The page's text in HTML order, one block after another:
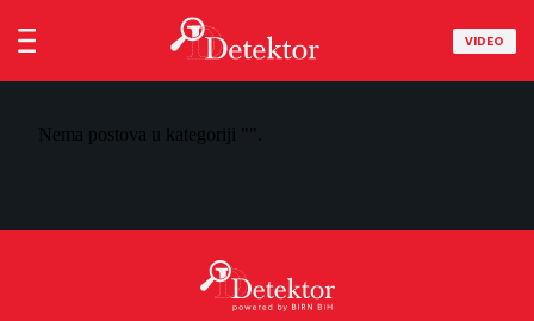
VIDEO
Nema postova u kategoriji "".